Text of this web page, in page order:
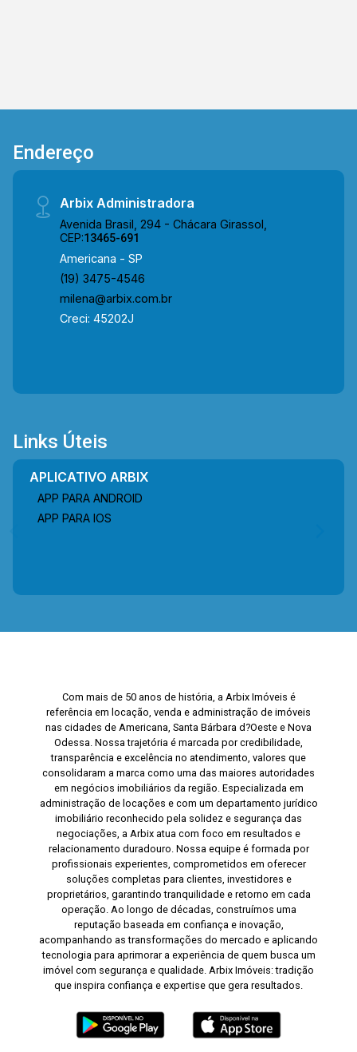
sala de estar e jantar, cozinha planejada,
banheiros modernos e bem distribuídos.
Condições de Locação e Venda: - Locação:
Entre em contato para consultar valores e
condições. - Venda: Valor competitivo, ideal para
uma visita e conhecer de perto este lindo
apartamento no Jardim São Paulo. Venha viver
com qualidade e conforto em um dos melhores
Endereço
Arbix Administradora
Avenida Brasil, 294 - Chácara Girassol,
CEP:13465-691
Americana - SP
(19) 3475-4546
milena@arbix.com.br
Creci: 45202J
Links Úteis
APLICATIVO ARBIX
APP PARA ANDROID
APP PARA IOS
Com mais de 50 anos de história, a Arbix Imóveis é
referência em locação, venda e administração de imóveis
nas cidades de Americana, Santa Bárbara d?Oeste e Nova
Odessa. Nossa trajetória é marcada por credibilidade,
transparência e excelência no atendimento, valores que
consolidaram a marca como uma das maiores autoridades
em negócios imobiliários da região. Especializada em
administração de locações e com um departamento jurídico
imobiliário reconhecido pela solidez e segurança das
negociações, a Arbix atua com foco em resultados e
relacionamento duradouro. Nossa equipe é formada por
profissionais experientes, comprometidos em oferecer
soluções completas para clientes, investidores e
proprietários, garantindo tranquilidade e retorno em cada
operação. Ao longo de décadas, construímos uma
reputação baseada em confiança e inovação,
acompanhando as transformações do mercado e aplicando
tecnologia para aprimorar a experiência de quem busca um
imóvel com segurança e qualidade. Arbix Imóveis: tradição
que inspira confiança e expertise que gera resultados.